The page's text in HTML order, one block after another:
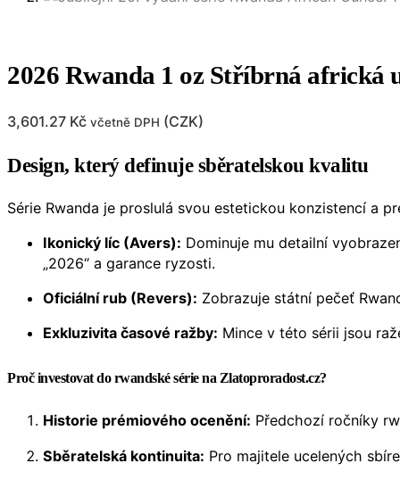
2026 Rwanda 1 oz Stříbrná africká
3,601.27 Kč včetně DPH (CZK)
Design, který definuje sběratelskou kvalitu
Série Rwanda je proslulá svou estetickou konzistencí a
Ikonický líc (Avers): Dominuje mu detailní
„2026“ a garance ryzosti.
Oficiální rub (Revers): Zobrazuje státní pečeť
Exkluzivita časové ražby: Mince v této sérii jsou
Proč investovat do rwandské série na Zlatoproradost.cz?
Historie prémiového ocenění: Předchozí ročníky
Sběratelská kontinuita: Pro majitele ucelených